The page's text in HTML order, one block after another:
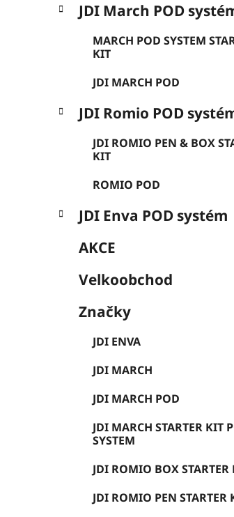
n
e
l
e
JDI March POD
MARCH POD SYSTEM
KIT
JDI MARCH POD
JDI Romio POD
JDI ROMIO PEN & BOX
KIT
ROMIO POD
JDI Enva POD systém
AKCE
Velkoobchod
Značky
JDI ENVA
JDI MARCH
JDI MARCH POD
JDI MARCH STARTER KIT
SYSTEM
JDI ROMIO BOX STARTER
JDI ROMIO PEN STARTER